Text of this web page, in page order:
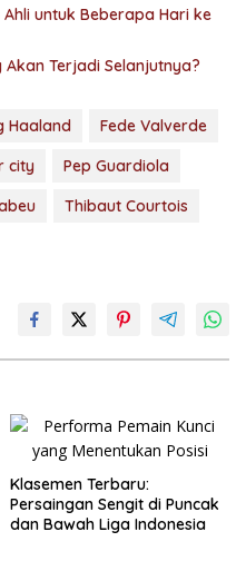
untuk Beberapa Hari ke
Terjadi Selanjutnya?
Haaland
Fede Valverde
city
Pep Guardiola
Thibaut Courtois
Klasemen Terbaru:
Persaingan Sengit di Puncak
dan Bawah Liga Indonesia